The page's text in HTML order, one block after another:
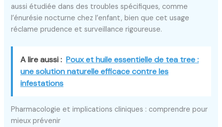
aussi étudiée dans des troubles spécifiques, comme
l’énurésie nocturne chez l’enfant, bien que cet usage
réclame prudence et surveillance rigoureuse.
A lire aussi : Poux et huile essentielle de tea tree :
une solution naturelle efficace contre les
infestations
Pharmacologie et implications cliniques : comprendre pour
mieux prévenir